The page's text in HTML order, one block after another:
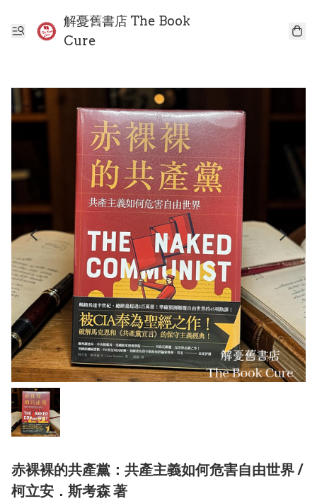
解憂舊書店 The Book
Cure
赤裸裸的共產黨：共產主義如何危害自由世界 /
柯立安．斯考森 著